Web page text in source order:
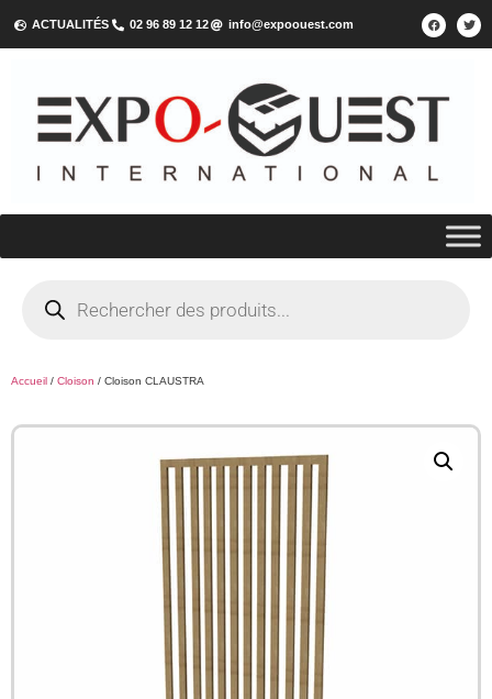
ACTUALITÉS 02 96 89 12 12 info@expoouest.com
Accueil / Cloison / Cloison CLAUSTRA